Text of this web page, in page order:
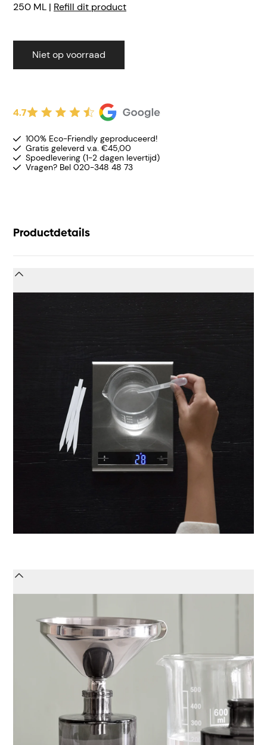
250 ML | Refill dit product
Niet op voorraad
4.7
100% Eco-Friendly geproduceerd!
Gratis geleverd v.a. €45,00
Spoedlevering (1-2 dagen levertijd)
Vragen? Bel 020-348 48 73
Productdetails